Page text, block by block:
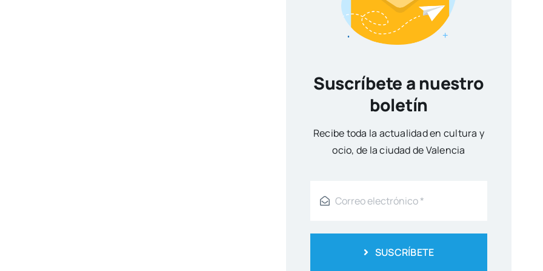
Suscríbete a nuestro
boletín
Reci­be toda la actua­li­dad en cul­tu­ra y
ocio, de la ciu­dad de Valen­cia
SUSCRÍBETE